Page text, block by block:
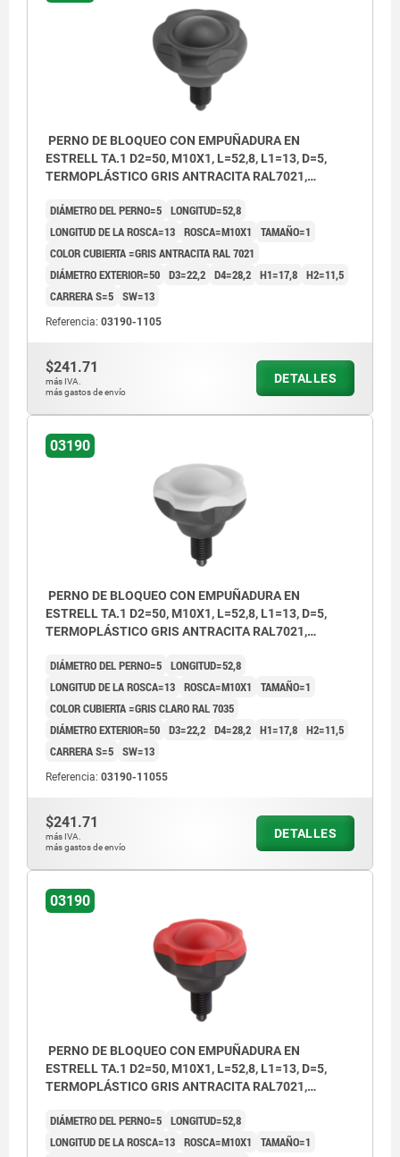
PERNO DE BLOQUEO CON EMPUÑADURA EN
ESTRELL TA.1 D2=50, M10X1, L=52,8, L1=13, D=5,
TERMOPLÁSTICO GRIS ANTRACITA RAL7021,
CUBIERTA:GRIS ATR. RAL7021
DIÁMETRO DEL PERNO=5 LONGITUD=52,8
LONGITUD DE LA ROSCA=13 ROSCA=M10X1
TAMAÑO=1
COLOR CUBIERTA =GRIS ANTRACITA RAL 7021
DIÁMETRO EXTERIOR=50 D3=22,2 D4=28,2 H1=17,8 H2=11,5
CARRERA S=5 SW=13
Referencia: 03190-1105
$241.71
más IVA.
más gastos de envío
DETALLES
03190
PERNO DE BLOQUEO CON EMPUÑADURA EN
ESTRELL TA.1 D2=50, M10X1, L=52,8, L1=13, D=5,
TERMOPLÁSTICO GRIS ANTRACITA RAL7021,
CUBIERTA:GRIS RAL7035
DIÁMETRO DEL PERNO=5 LONGITUD=52,8
LONGITUD DE LA ROSCA=13 ROSCA=M10X1
TAMAÑO=1
COLOR CUBIERTA =GRIS CLARO RAL 7035
DIÁMETRO EXTERIOR=50 D3=22,2 D4=28,2 H1=17,8 H2=11,5
CARRERA S=5 SW=13
Referencia: 03190-11055
$241.71
más IVA.
más gastos de envío
DETALLES
03190
PERNO DE BLOQUEO CON EMPUÑADURA EN
ESTRELL TA.1 D2=50, M10X1, L=52,8, L1=13, D=5,
TERMOPLÁSTICO GRIS ANTRACITA RAL7021,
CUBIERTA:ROJO RAL3020
DIÁMETRO DEL PERNO=5 LONGITUD=52,8
LONGITUD DE LA ROSCA=13 ROSCA=M10X1
TAMAÑO=1